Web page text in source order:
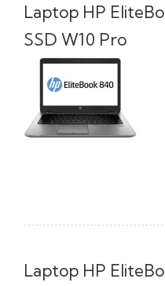
Laptop HP
SSD W10 Pro
Laptop HP